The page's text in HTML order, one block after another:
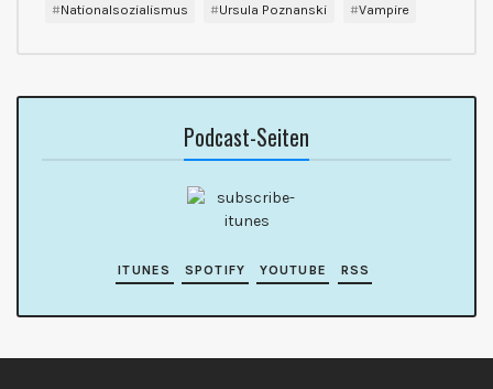
Nationalsozialismus
Ursula Poznanski Vampire
Podcast-Seiten
ITUNES SPOTIFY YOUTUBE RSS